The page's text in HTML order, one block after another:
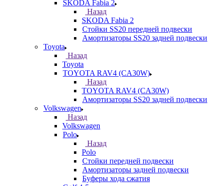
SKODA Fabia 2
Назад
SKODA Fabia 2
Стойки SS20 передней подвески
Амортизаторы SS20 задней подвески
Toyota
Назад
Toyota
TOYOTA RAV4 (CA30W)
Назад
TOYOTA RAV4 (CA30W)
Амортизаторы SS20 задней подвески
Volkswagen
Назад
Volkswagen
Polo
Назад
Polo
Стойки передней подвески
Амортизаторы задней подвески
Буферы хода сжатия